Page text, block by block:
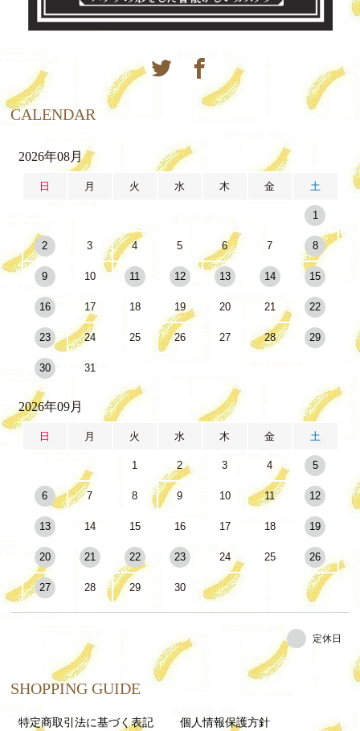
CALENDAR
2026年08月
日 月 火 水 木 金 土
1
2 3 4 5 6 7 8
9 10 11 12 13 14 15
16 17 18 19 20 21 22
23 24 25 26 27 28 29
30 31
2026年09月
日 月 火 水 木 金 土
1 2 3 4 5
6 7 8 9 10 11 12
13 14 15 16 17 18 19
20 21 22 23 24 25 26
27 28 29 30
定休日
SHOPPING GUIDE
特定商取引法に基づく表記 個人情報保護方針